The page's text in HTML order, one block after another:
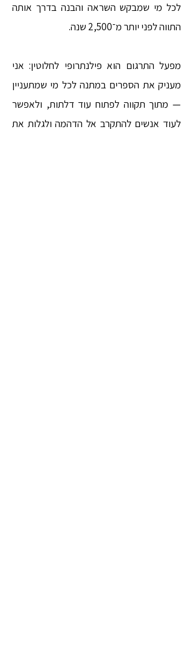
לכל מי שמבקש השראה והבנה בדרך אותה
התווה לפני יותר מ־2,500 שנה.
מפעל התרגום הוא פילנתרופי לחלוטין: אני
מעניק את הספרים במתנה לכל מי שמתעניין
— מתוך תקווה לפתוח עוד דלתות, ולאפשר
לעוד אנשים להתקרב אל הדהמה ולגלות את